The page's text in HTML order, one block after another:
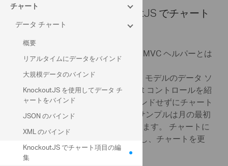
チャート
データ チャート
概要
リアルタイムにデータをバインド
大規模データのバインド
KnockoutJS を使用してデータ チ
ャートをバインド
JSON のバインド
XML のバインド
KnockoutJS でチャート項目の編
集
データ チャート - KnockoutJS でチャート
項目の編集
注:Knockout 拡張機能は ASP.NET MVC ヘルパーとは
動作しません。
このサンプルは、Knockout ビュー モデルのデータ ソ
ースの変更を処理する igDataChart コントロールを紹
介します。 コントロールを再バインドせずにチャート
が更新されます。デフォルトで、サンプルは月の最初
の 10 日の売上および経費を表示します。 チャートに
日を追加/削除するか、項目を移動し、チャートを更
新します。